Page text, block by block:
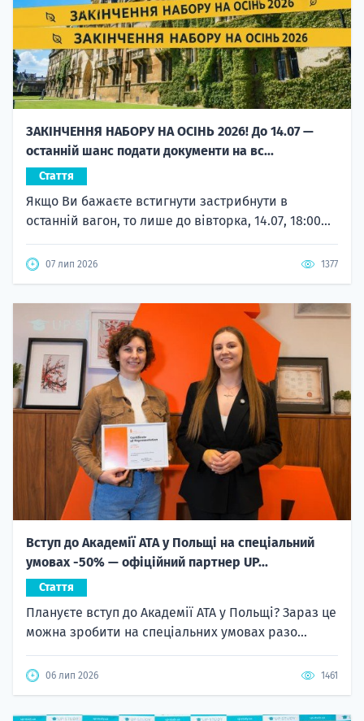
ЗАКІНЧЕННЯ НАБОРУ НА ОСІНЬ 2026! До 14.07 —
останній шанс подати документи на вс...
Стаття
Якщо Ви бажаєте встигнути застрибнути в
останній вагон, то лише до вівторка, 14.07, 18:00...
07 лип 2026 1377
Вступ до Академії ATA у Польщі на спеціальний
умовах -50% — офіційний партнер UP...
Стаття
Плануєте вступ до Академії ATA у Польщі? Зараз це
можна зробити на спеціальних умовах разо...
06 лип 2026 1461